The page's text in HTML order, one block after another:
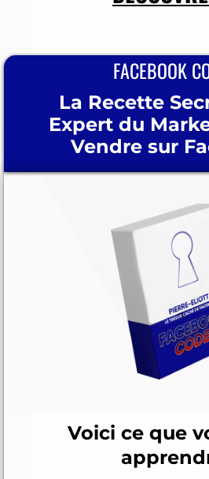
FACEBOOK
La Recette
Expert du
Vendre sur
Voici ce que